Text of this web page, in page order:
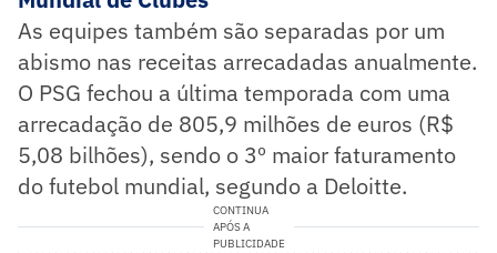
As equipes também são separadas por um
abismo nas receitas arrecadadas anualmente.
O PSG fechou a última temporada com uma
arrecadação de 805,9 milhões de euros (R$
5,08 bilhões), sendo o 3º maior faturamento
do futebol mundial, segundo a Deloitte.
CONTINUA
APÓS A
PUBLICIDADE